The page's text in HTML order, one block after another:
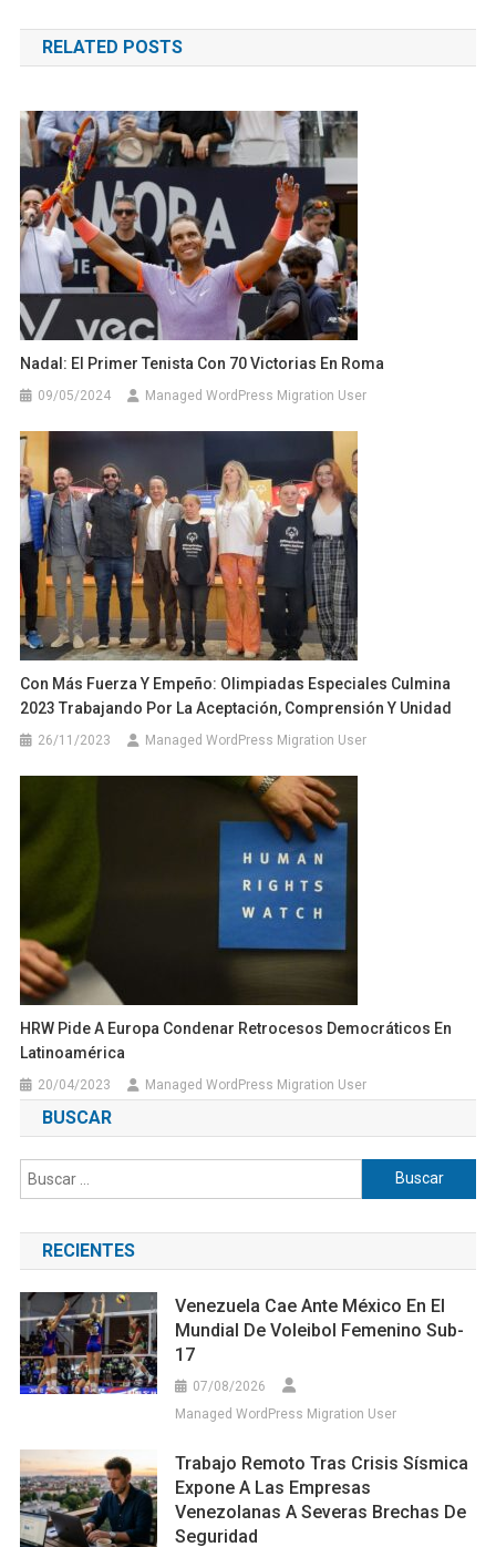
de
entradas
RELATED POSTS
Nadal: El Primer Tenista Con 70 Victorias En Roma
09/05/2024 Managed WordPress Migration User
Con Más Fuerza Y Empeño: Olimpiadas Especiales Culmina
2023 Trabajando Por La Aceptación, Comprensión Y Unidad
26/11/2023 Managed WordPress Migration User
HRW Pide A Europa Condenar Retrocesos Democráticos En
Latinoamérica
20/04/2023 Managed WordPress Migration User
BUSCAR
Buscar:
RECIENTES
Venezuela Cae Ante México En El
Mundial De Voleibol Femenino Sub-
17
07/08/2026
Managed WordPress Migration User
Trabajo Remoto Tras Crisis Sísmica
Expone A Las Empresas
Venezolanas A Severas Brechas De
Seguridad